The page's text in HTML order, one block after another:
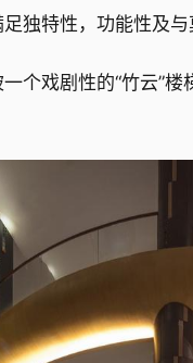
独特性，功能性及
个戏剧性的“竹云”